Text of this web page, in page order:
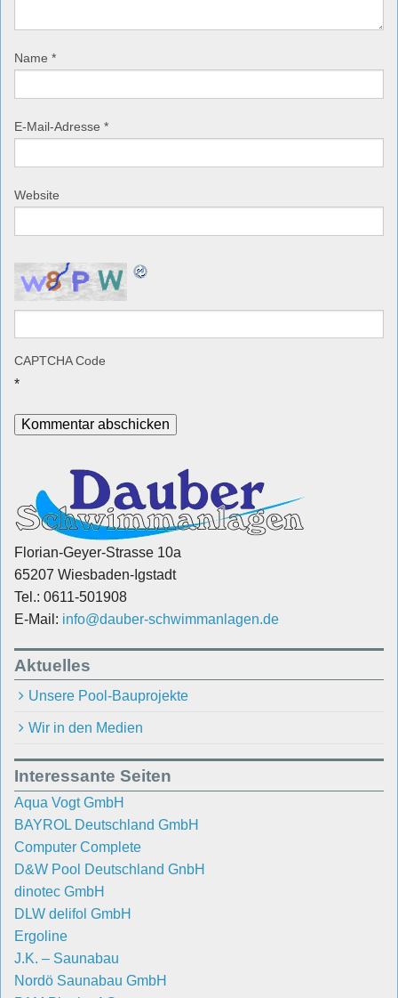
Name *
E-Mail-Adresse *
Website
CAPTCHA Code
*
Florian-Geyer-Strasse 10a
65207 Wiesbaden-Igstadt
Tel.: 0611-501908
E-Mail: info@dauber-schwimmanlagen.de
Aktuelles
Unsere Pool-Bauprojekte
Wir in den Medien
Interessante Seiten
Aqua Vogt GmbH
BAYROL Deutschland GmbH
Computer Complete
D&W Pool Deutschland GnbH
dinotec GmbH
DLW delifol GmbH
Ergoline
J.K. – Saunabau
Nordö Saunabau GmbH